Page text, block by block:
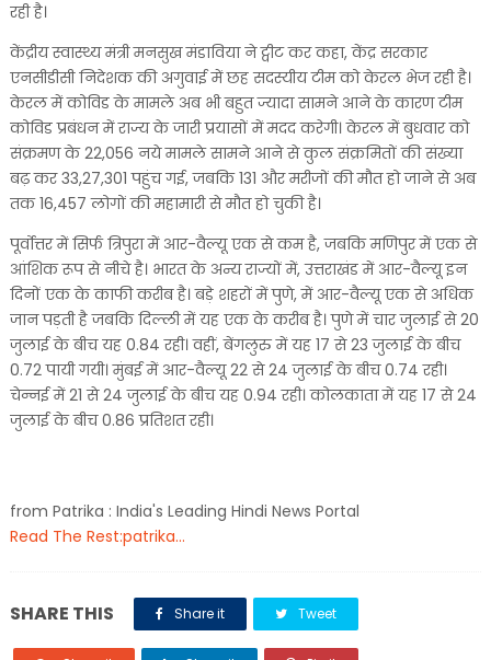
रही है।
केंद्रीय स्वास्थ्य मंत्री मनसुख मंडाविया ने ट्वीट कर कहा, केंद्र सरकार
एनसीडीसी निदेशक की अगुवाई में छह सदस्यीय टीम को केरल भेज रही है।
केरल में कोविड के मामले अब भी बहुत ज्यादा सामने आने के कारण टीम
कोविड प्रबंधन में राज्य के जारी प्रयासों में मदद करेगी। केरल में बुधवार को
संक्रमण के 22,056 नये मामले सामने आने से कुल संक्रमितों की संख्या
बढ़ कर 33,27,301 पहुंच गई, जबकि 131 और मरीजों की मौत हो जाने से अब
तक 16,457 लोगों की महामारी से मौत हो चुकी है।
पूर्वोत्तर में सिर्फ त्रिपुरा में आर-वैल्यू एक से कम है, जबकि मणिपुर में एक से
आंशिक रूप से नीचे है। भारत के अन्य राज्यों में, उत्तराखंड में आर-वैल्यू इन
दिनों एक के काफी करीब है। बड़े शहरों में पुणे, में आर-वैल्यू एक से अधिक
जान पड़ती है जबकि दिल्ली में यह एक के करीब है। पुणे में चार जुलाई से 20
जुलाई के बीच यह 0.84 रही। वहीं, बेंगलुरु में यह 17 से 23 जुलाई के बीच
0.72 पायी गयी। मुंबई में आर-वैल्यू 22 से 24 जुलाई के बीच 0.74 रही।
चेन्नई में 21 से 24 जुलाई के बीच यह 0.94 रही। कोलकाता में यह 17 से 24
जुलाई के बीच 0.86 प्रतिशत रही।
from Patrika : India's Leading Hindi News Portal
Read The Rest:patrika...
SHARE THIS Share it Tweet